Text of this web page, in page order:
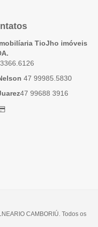
TioJho imóveis
47 99985.5830
47 99688 3916
CAMBORIÚ. Todos os